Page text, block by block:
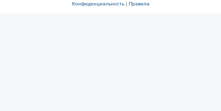
Конфиденциальность| Правила